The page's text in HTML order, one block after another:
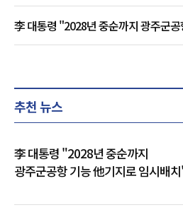
李 대통령 "2028년 중순까지 광주군
추천 뉴스
李 대통령 "2028년 중순까지
광주군공항 기능 他기지로 임시배